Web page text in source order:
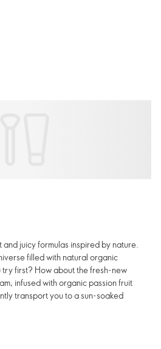
juicy formulas inspired by nature.
filled with natural organic
first? How about the fresh-new
infused with organic passion fruit
transport you to a sun-soaked